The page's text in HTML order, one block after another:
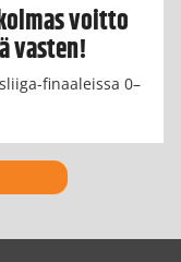
voitto
vasten!
finaaleissa 0–